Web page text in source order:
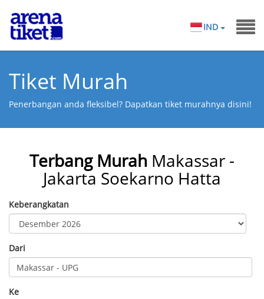
IND
Tiket Murah
Penerbangan anda fleksibel? Dapatkan tiket murahnya disini!
Terbang Murah Makassar -
Jakarta Soekarno Hatta
Keberangkatan
Dari
Ke